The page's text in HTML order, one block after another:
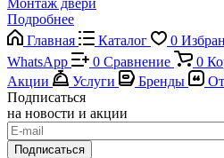
Монтаж двери
Подробнее
Главная
Каталог 0
WhatsApp
0 Сравнение 0
Акции
Услуги Бренды
Подписаться
на новости и акции
Подписаться